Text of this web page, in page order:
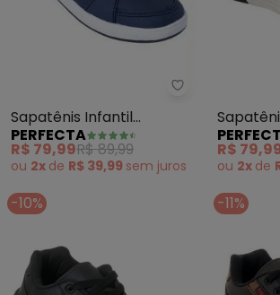
Perfecta -
Sapatênis Infantil
(Marinho) em Sintético
PERFECTA
R$ 79,99R$ 89,99
ou 2x de R$ 39,99 sem juros
R$
ou 2x de
-10% -11%